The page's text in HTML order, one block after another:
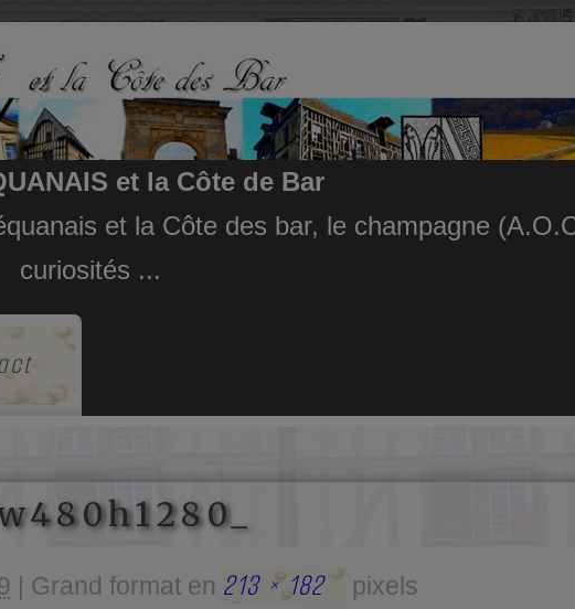
et la Côte de Bar
et la Côte des bar, le champagne
curiosités ...
Grand format en 213 × 182 pixels